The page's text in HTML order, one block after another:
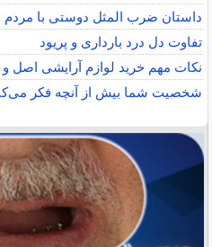
داستان ضرب المثل دوستی با مردم
تفاوت دل درد بارداری و پریود
نکات مهم خرید لوازم آرایشی اصل و
شخصیت شما بیش از آنچه فکر